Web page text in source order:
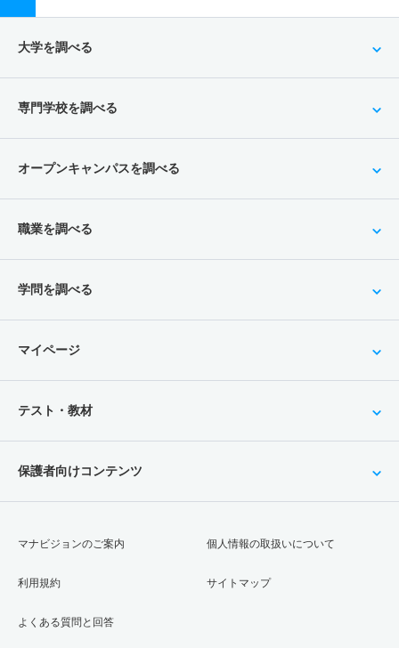
大学を調べる
専門学校を調べる
オープンキャンパスを調べる
職業を調べる
学問を調べる
マイページ
テスト・教材
保護者向けコンテンツ
マナビジョンのご案内
利用規約
よくある質問と回答
個人情報の取扱いについて
サイトマップ